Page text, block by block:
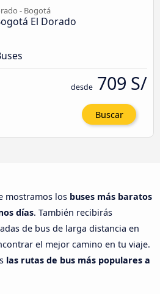
- Bogotá
El Dorado
desde 709 S/
Buscar
mostramos los buses más baratos
días. También recibirás
de bus de larga distancia en
el mejor camino en tu viaje.
las rutas de bus más populares a